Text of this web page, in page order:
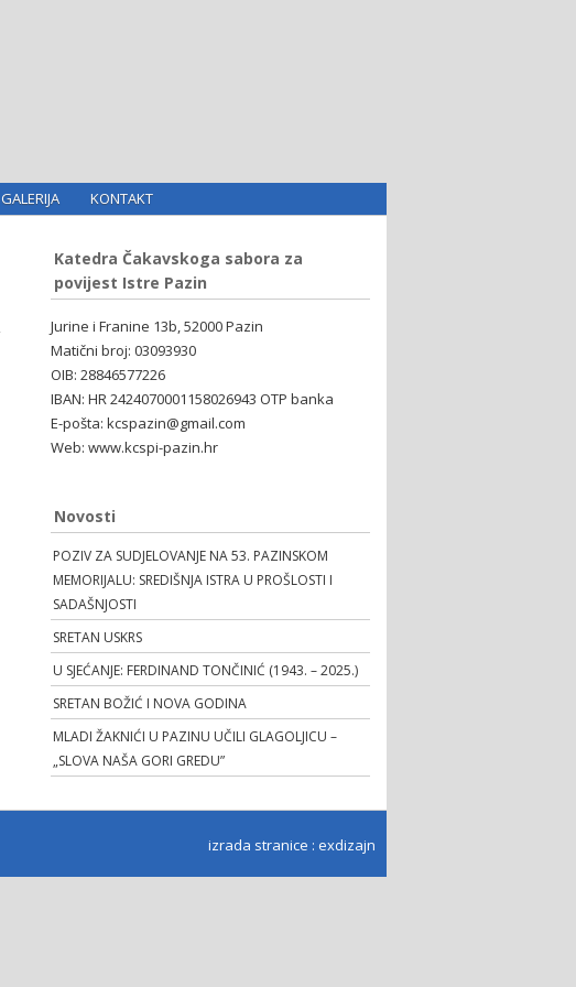
GALERIJA KONTAKT
Katedra Čakavskoga sabora za
povijest Istre Pazin
Jurine i Franine 13b, 52000 Pazin
Matični broj: 03093930
OIB: 28846577226
IBAN: HR 2424070001158026943 OTP banka
E-pošta: kcspazin@gmail.com
Web: www.kcspi-pazin.hr
Novosti
POZIV ZA SUDJELOVANJE NA 53. PAZINSKOM
MEMORIJALU: SREDIŠNJA ISTRA U PROŠLOSTI I
SADAŠNJOSTI
SRETAN USKRS
U SJEĆANJE: FERDINAND TONČINIĆ (1943. – 2025.)
SRETAN BOŽIĆ I NOVA GODINA
MLADI ŽAKNIĆI U PAZINU UČILI GLAGOLJICU –
„SLOVA NAŠA GORI GREDU”
izrada stranice : exdizajn